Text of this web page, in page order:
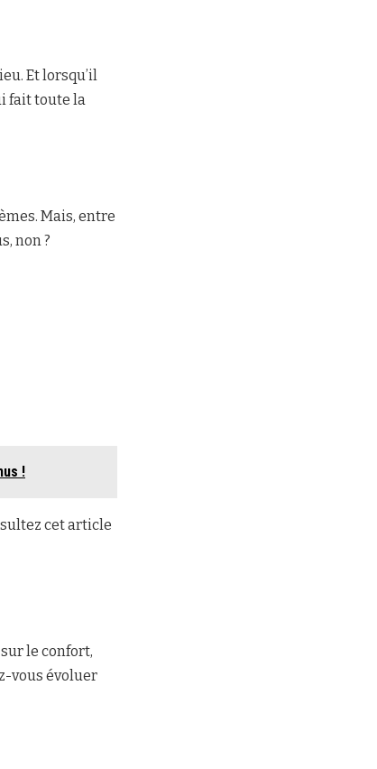
Et lorsqu’il
fait toute la
Mais, entre
non ?
!
cet article
le confort,
vous évoluer